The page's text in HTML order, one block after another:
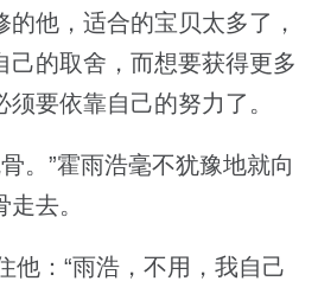
他，适合的宝贝太多了，
己的取舍，而想要获得更多
要依靠自己的努力了。
。”霍雨浩毫不犹豫地就向
去。
：“雨浩，不用，我自己